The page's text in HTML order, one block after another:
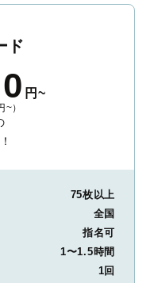
れで洗練された仕上がり
った！」と思える一枚に
事例
ド
円~
~）
75枚以上
全国
指名可
1〜1.5時間
1回